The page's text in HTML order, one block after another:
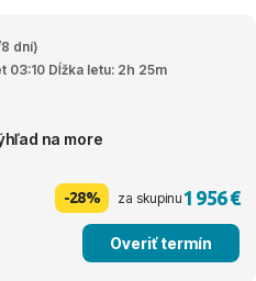
dní)
03:10 Dĺžka letu: 2h 25m
na more
-28% za skupinu1 956 €
Overiť termín